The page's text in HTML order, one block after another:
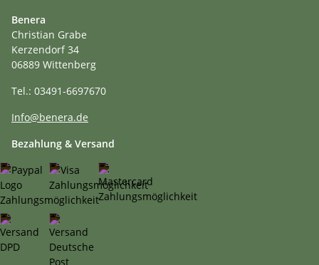
Benera
Christian Grabe
Kerzendorf 34
06889 Wittenberg
Tel.: 03491-6697670
Info@benera.de
Bezahlung & Versand